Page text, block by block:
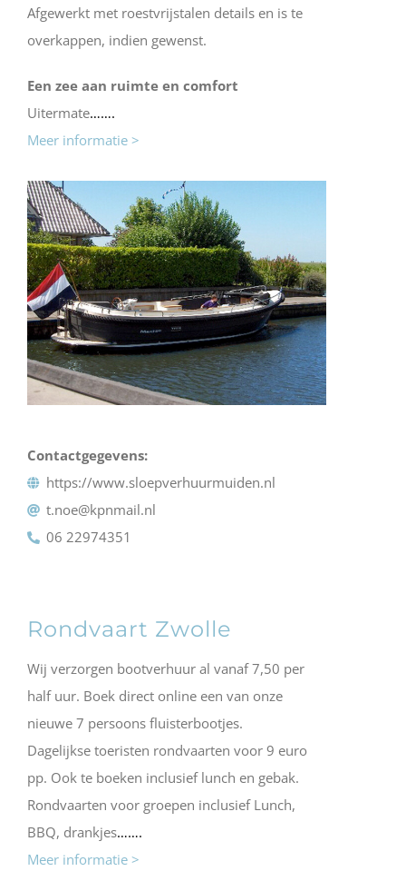
Afgewerkt met roestvrijstalen details en is te
overkappen, indien gewenst.
Een zee aan ruimte en comfort
Uitermate…….
Meer informatie >
Contactgegevens:
https://www.sloepverhuurmuiden.nl
t.noe@kpnmail.nl
06 22974351
Rondvaart Zwolle
Wij verzorgen bootverhuur al vanaf 7,50 per
half uur. Boek direct online een van onze
nieuwe 7 persoons fluisterbootjes.
Dagelijkse toeristen rondvaarten voor 9 euro
pp. Ook te boeken inclusief lunch en gebak.
Rondvaarten voor groepen inclusief Lunch,
BBQ, drankjes…….
Meer informatie >